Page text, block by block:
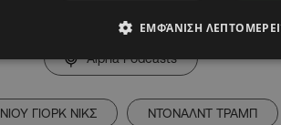
Alpha Podcasts
ΝΙΟΥ ΓΙΟΡΚ ΝΙΚΣ ΝΤΟΝΑΛΝΤ ΤΡΑΜΠ
ΕΜΦΆΝΙΣΗ